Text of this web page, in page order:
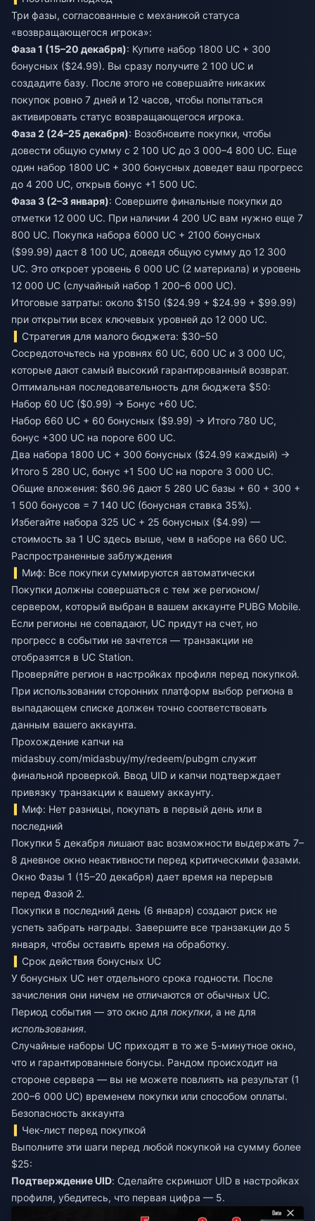
Три фазы, согласованные с механикой статуса
«возвращающегося игрока»:
Фаза 1 (15–20 декабря): Купите набор 1800 UC + 300
бонусных ($24.99). Вы сразу получите 2 100 UC и
создадите базу. После этого не совершайте никаких
покупок ровно 7 дней и 12 часов, чтобы попытаться
активировать статус возвращающегося игрока.
Фаза 2 (24–25 декабря): Возобновите покупки, чтобы
довести общую сумму с 2 100 UC до 3 000–4 800 UC. Еще
один набор 1800 UC + 300 бонусных доведет ваш прогресс
до 4 200 UC, открыв бонус +1 500 UC.
Фаза 3 (2–3 января): Совершите финальные покупки до
отметки 12 000 UC. При наличии 4 200 UC вам нужно еще 7
800 UC. Покупка набора 6000 UC + 2100 бонусных
($99.99) даст 8 100 UC, доведя общую сумму до 12 300
UC. Это откроет уровень 6 000 UC (2 материала) и уровень
12 000 UC (случайный набор 1 200–6 000 UC).
Итоговые затраты: около $150 ($24.99 + $24.99 + $99.99)
при открытии всех ключевых уровней до 12 000 UC.
Стратегия для малого бюджета: $30–50
Сосредоточьтесь на уровнях 60 UC, 600 UC и 3 000 UC,
которые дают самый высокий гарантированный возврат.
Оптимальная последовательность для бюджета $50:
Набор 60 UC ($0.99) → Бонус +60 UC.
Набор 660 UC + 60 бонусных ($9.99) → Итого 780 UC,
бонус +300 UC на пороге 600 UC.
Два набора 1800 UC + 300 бонусных ($24.99 каждый) →
Итого 5 280 UC, бонус +1 500 UC на пороге 3 000 UC.
Общие вложения: $60.96 дают 5 280 UC базы + 60 + 300 +
1 500 бонусов = 7 140 UC (бонусная ставка 35%).
Избегайте набора 325 UC + 25 бонусных ($4.99) —
стоимость за 1 UC здесь выше, чем в наборе на 660 UC.
Распространенные заблуждения
Миф: Все покупки суммируются автоматически
Покупки должны совершаться с тем же регионом/
сервером, который выбран в вашем аккаунте PUBG Mobile.
Если регионы не совпадают, UC придут на счет, но
прогресс в событии не зачтется — транзакции не
отобразятся в UC Station.
Проверяйте регион в настройках профиля перед покупкой.
При использовании сторонних платформ выбор региона в
выпадающем списке должен точно соответствовать
данным вашего аккаунта.
Прохождение капчи на
midasbuy.com/midasbuy/my/redeem/pubgm служит
финальной проверкой. Ввод UID и капчи подтверждает
привязку транзакции к вашему аккаунту.
Миф: Нет разницы, покупать в первый день или в
последний
Покупки 5 декабря лишают вас возможности выдержать 7–
8 дневное окно неактивности перед критическими фазами.
Окно Фазы 1 (15–20 декабря) дает время на перерыв
перед Фазой 2.
Покупки в последний день (6 января) создают риск не
успеть забрать награды. Завершите все транзакции до 5
января, чтобы оставить время на обработку.
Срок действия бонусных UC
У бонусных UC нет отдельного срока годности. После
зачисления они ничем не отличаются от обычных UC.
Период события — это окно для покупки, а не для
использования.
Случайные наборы UC приходят в то же 5-минутное окно,
что и гарантированные бонусы. Рандом происходит на
стороне сервера — вы не можете повлиять на результат (1
200–6 000 UC) временем покупки или способом оплаты.
Безопасность аккаунта
Чек-лист перед покупкой
Выполните эти шаги перед любой покупкой на сумму более
$25:
Подтверждение UID: Сделайте скриншот UID в настройках
профиля, убедитесь, что первая цифра — 5.